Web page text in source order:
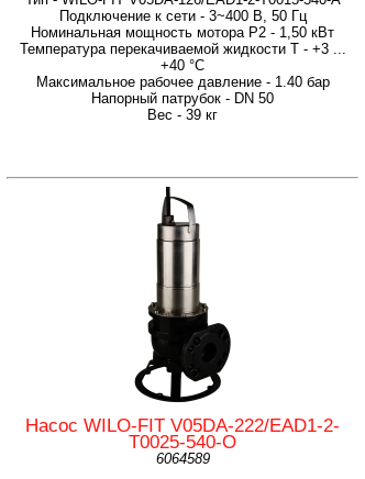
Подключение к сети - 3~400 В, 50 Гц
Номинальная мощность мотора P2 - 1,50 кВт
Температура перекачиваемой жидкости T - +3 ...
+40 °C
Максимальное рабочее давление - 1.40 бар
Напорный патрубок - DN 50
Вес - 39 кг
Насос WILO-FIT V05DA-222/EAD1-2-
T0025-540-O
6064589